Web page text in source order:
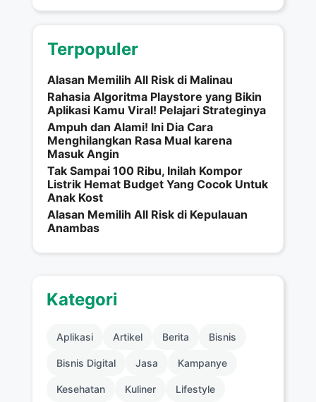
Terpopuler
Alasan Memilih All Risk di Malinau
Rahasia Algoritma Playstore yang Bikin
Aplikasi Kamu Viral! Pelajari Strateginya
Ampuh dan Alami! Ini Dia Cara
Menghilangkan Rasa Mual karena
Masuk Angin
Tak Sampai 100 Ribu, Inilah Kompor
Listrik Hemat Budget Yang Cocok Untuk
Anak Kost
Alasan Memilih All Risk di Kepulauan
Anambas
Kategori
Aplikasi Artikel Berita Bisnis
Bisnis Digital Jasa Kampanye
Kesehatan Kuliner Lifestyle